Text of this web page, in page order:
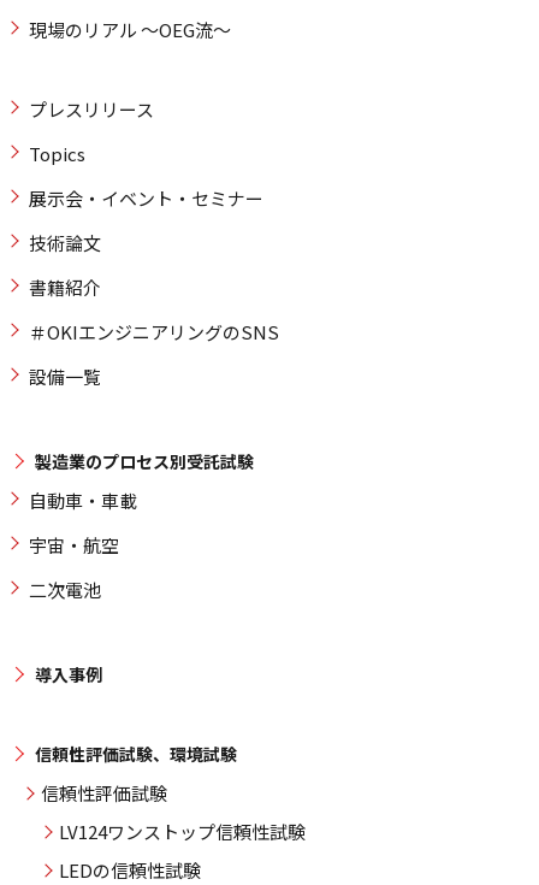
現場のリアル ～OEG流～
プレスリリース
Topics
展示会・イベント・セミナー
技術論文
書籍紹介
＃OKIエンジニアリングのSNS
設備一覧
製造業のプロセス別受託試験
自動車・車載
宇宙・航空
二次電池
導入事例
信頼性評価試験、環境試験
信頼性評価試験
LV124ワンストップ信頼性試験
LEDの信頼性試験